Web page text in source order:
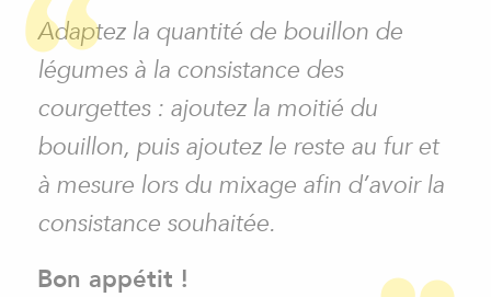
Adaptez la quantité de bouillon de
légumes à la consistance des
courgettes : ajoutez la moitié du
bouillon, puis ajoutez le reste au fur et
à mesure lors du mixage afin d’avoir la
consistance souhaitée.
Bon appétit !